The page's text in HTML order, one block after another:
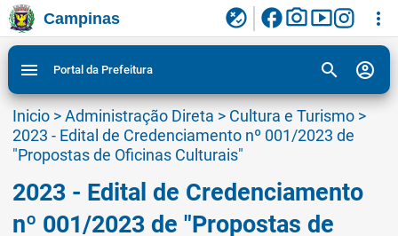
Ir para conteudo
Ir para menu do site da Prefeitura de Campinas
Ligar/Desligar contraste visual de tela para
acessibilidade
3
Campinas flaky facebookphoto_camerasmart_display more_vert
menu Portal da Prefeitura search account_circle
Inicio>Administração Direta > Cultura e Turismo >
2023 - Edital de Credenciamento nº 001/2023 de
"Propostas de Oficinas Culturais"
2023 - Edital de Credenciamento
nº 001/2023 de "Propostas de